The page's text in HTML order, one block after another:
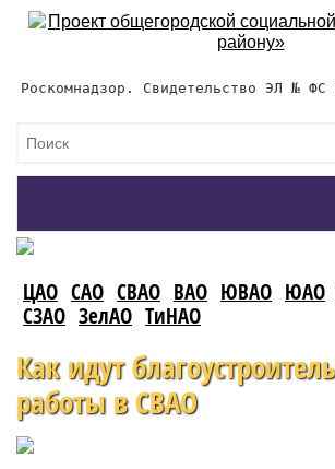
Роскомнадзор. Свидетельство ЭЛ №
ЦАО САО СВАО ВАО ЮВАО ЮАО
СЗАО ЗелАО ТиНАО
Как идут
работы в СВАО